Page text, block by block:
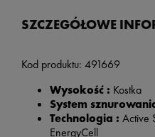
SZCZEGÓŁOWE
Kod produktu: 491669
Wysokość : Kostka
System
Technologia : Active
EnergyCell